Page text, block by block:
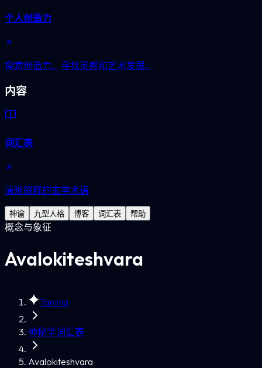
个人创造力
探索创造力、寻找灵感和艺术发展。
内容
词汇表
清晰解释的玄学术语
神谕 九型人格 博客 词汇表 帮助
概念与象征
Avalokiteshvara
Tarotia
神秘学词汇表
Avalokiteshvara